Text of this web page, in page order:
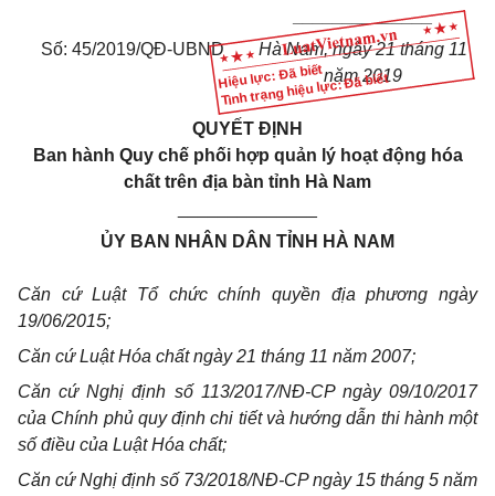
Hiệu lực: Đã biết
Tình trạng hiệu lực: Đã biết
______________
Số: 45/2019/QĐ-UBND
Hà Nam, ngày 21 tháng 11
năm 2019
QUYẾT ĐỊNH
Ban hành Quy chế phối hợp quản lý hoạt động hóa
chất trên địa bàn tỉnh Hà Nam
ỦY BAN NHÂN DÂN TỈNH HÀ NAM
Căn cứ Luật Tổ chức chính quyền địa phương ngày
19/06/2015;
Căn cứ Luật Hóa chất ngày 21 tháng 11 năm 2007;
Căn cứ Nghị định số 113/2017/NĐ-CP ngày 09/10/2017
của Chính phủ quy định chi tiết và hướng dẫn thi hành một
số điều của Luật Hóa chất;
Căn cứ Nghị định số 73/2018/NĐ-CP ngày 15 tháng 5 năm